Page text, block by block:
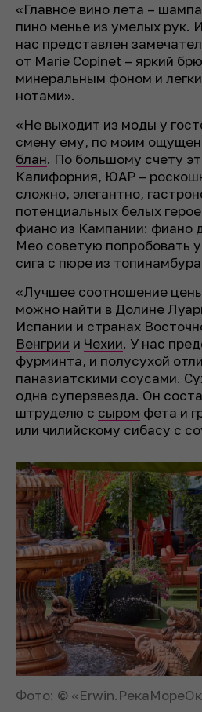
«Главное вино лета –
пино менье из умелых рук.
нас представлен
от Marie Copinet – яркий
минеральным фоном и
нотами».
«Не выходит из моды у
смену ему, по моим
блан. По большому счету
Калифорния, ЮАР –
сложно, элегантно,
потенциальных белых
фиано из Кампании: фиано
Meo советую попробовать
сига с пюре из
«Лучшее соотношение
можно найти в Долине
Испании и странах
Венгрии и Чехии. У нас
фурминта, и полусухой
паназиатскими соусами.
одна суперзвезда. Он
штруделю с сыром фета и
или чилийскому сибасу с
Фото: ©